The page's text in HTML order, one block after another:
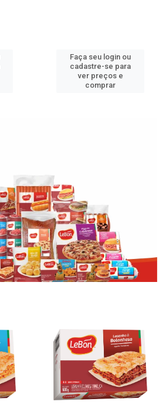
Faça seu login ou
cadastre-se para
ver preços e
comprar